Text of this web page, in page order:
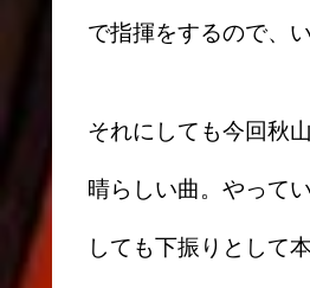
で指揮をするので、
それにしても今回秋
晴らしい曲。やって
しても下振りとして